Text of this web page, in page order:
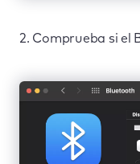
2. Comprueba si el